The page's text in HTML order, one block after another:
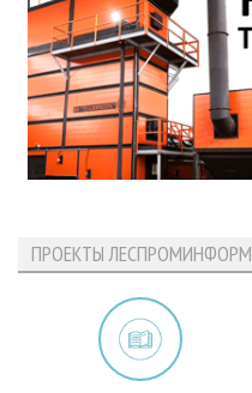
ПРОЕКТЫ ЛЕСПРОМИНФОРМ